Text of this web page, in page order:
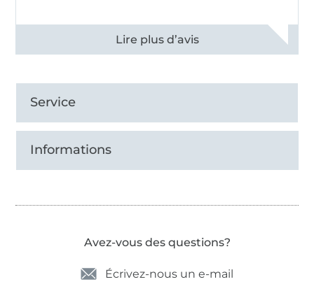
Voir tous les 11496 commentaires
Service
Informations
Avez-vous des questions?
Écrivez-nous un e-mail